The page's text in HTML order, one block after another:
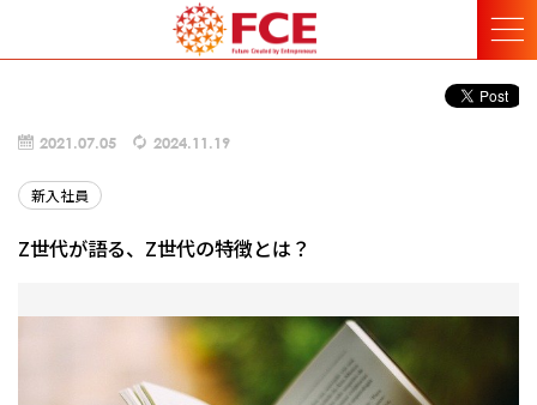
2021.07.05 2024.11.19
新入社員
Z世代が語る、Z世代の特徴とは？